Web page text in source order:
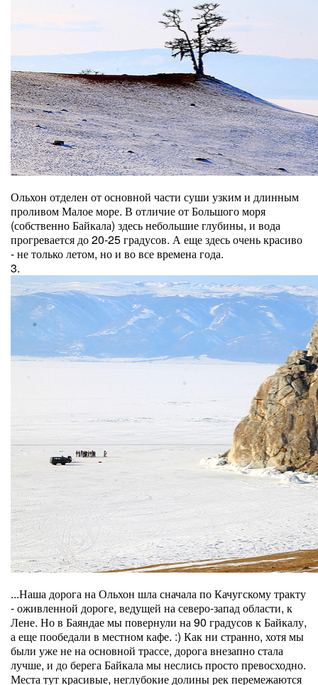
Ольхон отделен от основной части суши узким и длинным
проливом Малое море. В отличие от Большого моря
(собственно Байкала) здесь небольшие глубины, и вода
прогревается до 20-25 градусов. А еще здесь очень красиво
- не только летом, но и во все времена года.
3.
...Наша дорога на Ольхон шла сначала по Качугскому тракту
- оживленной дороге, ведущей на северо-запад области, к
Лене. Но в Баяндае мы повернули на 90 градусов к Байкалу,
а еще пообедали в местном кафе. :) Как ни странно, хотя мы
были уже не на основной трассе, дорога внезапно стала
лучше, и до берега Байкала мы неслись просто превосходно.
Места тут красивые, неглубокие долины рек перемежаются